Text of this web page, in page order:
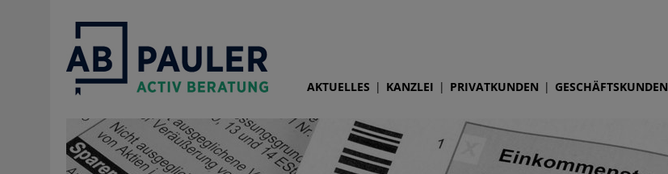
AKTUELLES KANZLEI PRIVATKUNDEN GESCHÄFTSKUNDEN